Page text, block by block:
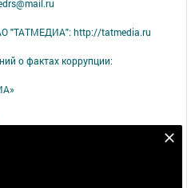
"ТАТМЕДИА": http://tatmedia.ru
о фактах коррупции:
для персонализации сервисов и
в настройках браузера.